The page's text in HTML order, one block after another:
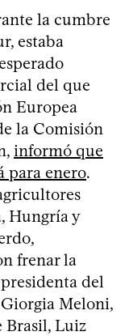
la cumbre
estaba
del que
Europea
la Comisión
informó que
para enero.
Hungría y
frenar la
del
Meloni,
Brasil, Luiz